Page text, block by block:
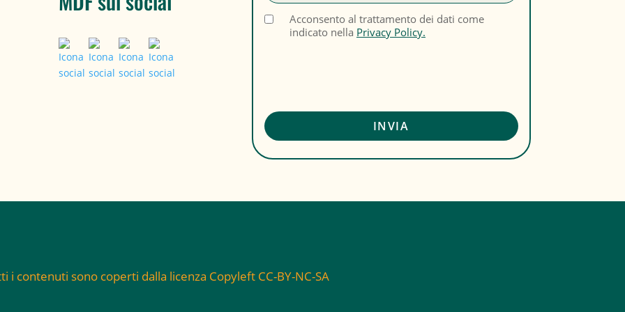
Acconsento al trattamento dei dati come
indicato nella Privacy Policy.
i contenuti sono coperti dalla licenza Copyleft CC-BY-NC-SA